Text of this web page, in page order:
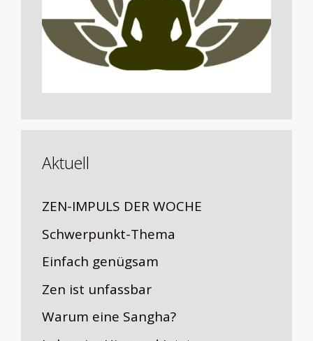
Aktuell
ZEN-IMPULS DER WOCHE
Schwerpunkt-Thema
Einfach genügsam
Zen ist unfassbar
Warum eine Sangha?